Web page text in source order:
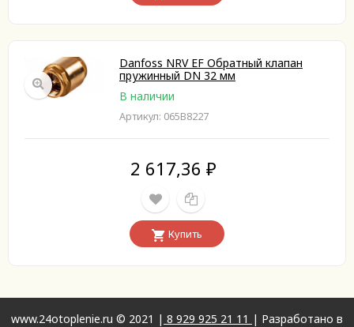
Danfoss NRV EF Обратный клапан
пружинный DN 32 мм
В наличии
Артикул: 065B8227
2 617,36 ₽
Купить
www.24otoplenie.ru © 2021 | 8 929 925 21 11 | Разработано в